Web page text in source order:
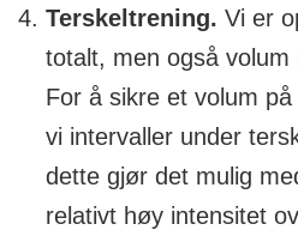
Terskeltrening. Vi er
totalt, men også volum
For å sikre et volum
vi intervaller under
dette gjør det mulig
relativt høy intensitet